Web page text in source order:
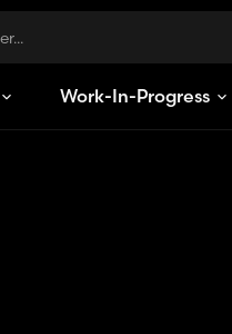
Work-In-Progress